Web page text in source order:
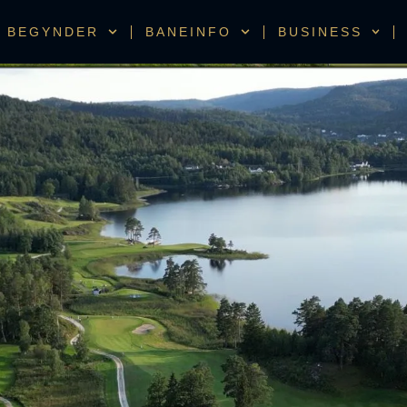
BEGYNDER BANEINFO BUSINESS